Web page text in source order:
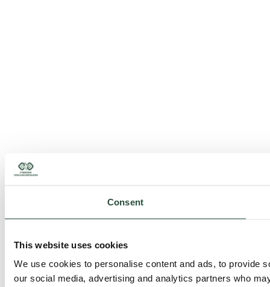
Consent
This website uses cookies
We use cookies to personalise content and ads, to provide
our social media, advertising and analytics partners who